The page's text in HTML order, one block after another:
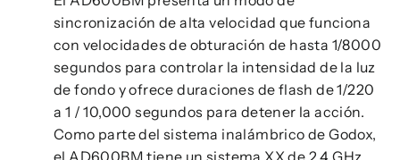
sincronización de alta velocidad que funciona
con velocidades de obturación de hasta 1/8000
segundos para controlar la intensidad de la luz
de fondo y ofrece duraciones de flash de 1/220
a 1 / 10,000 segundos para detener la acción.
Como parte del sistema inalámbrico de Godox,
el AD600BM tiene un sistema XX de 2.4 GHz